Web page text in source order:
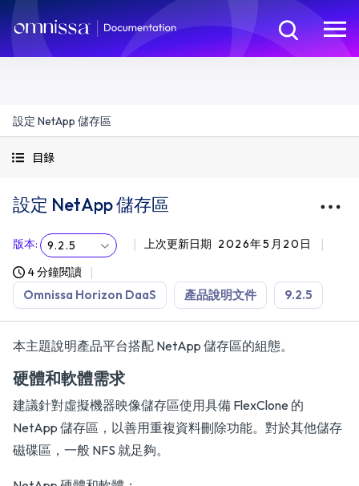
設定 NetApp 儲存區
目錄
設定 NetApp 儲存區
版本: 9.2.5 上次更新日期 2026年5月20日
4 分鐘閱讀
Omnissa Horizon DaaS 產品說明文件 9.2.5
本主題說明產品平台搭配 NetApp 儲存區的組態。
硬體和軟體需求
建議針對虛擬機器映像儲存區使用具備 FlexClone 的
NetApp 儲存區，以善用重複資料刪除功能。對於其他儲存
磁碟區，一般 NFS 就足夠。